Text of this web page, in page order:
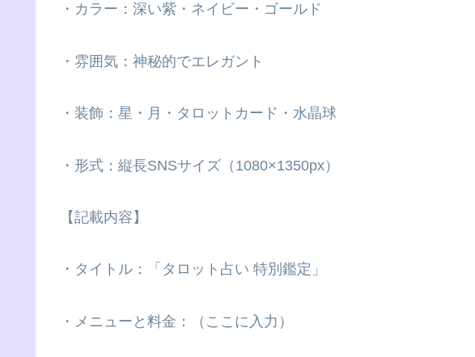
・カラー：深い紫・ネイビー・ゴールド
・雰囲気：神秘的でエレガント
・装飾：星・月・タロットカード・水晶球
・形式：縦長SNSサイズ（1080×1350px）
【記載内容】
・タイトル：「タロット占い 特別鑑定」
・メニューと料金：（ここに入力）